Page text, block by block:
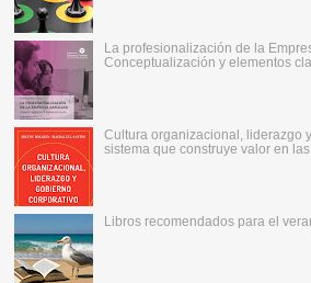
La profesionalización de la
Conceptualización y elementos
Cultura organizacional, liderazgo
sistema que construye valor en
Libros recomendados para el